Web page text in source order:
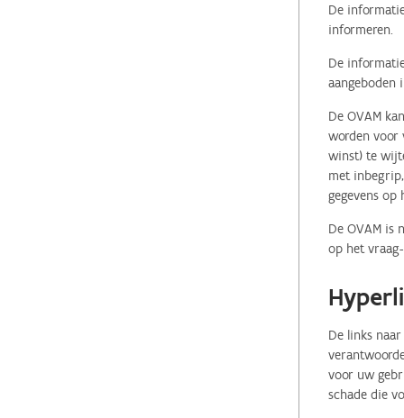
De
informeren.
De
aangeboden
De OVAM
worden voor
winst) te
met
gegevens
De OVAM is
op het
De links
voor uw
schade die